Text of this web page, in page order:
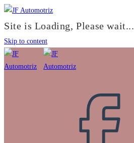
Site is Loading, Please wait...
Skip to content